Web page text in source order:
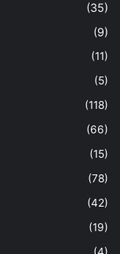
(35)
(9)
(11)
(5)
(118)
(66)
(15)
(78)
(42)
(19)